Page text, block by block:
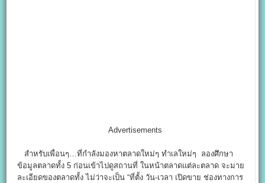
Advertisements
สำหรับเพื่อนๆ…ที่กำลังมองหาตลาดใหม่ๆ ทำเลใหม่ๆ ลองศึกษา
ข้อมูลตลาดทั้ง 5 ก่อนเข้าไปดูสถานที่ ในหน้าตลาดแต่ละตลาด จะมาย
ละเอียดของตลาดทั้ง ไม่ว่าจะเป็น “ที่ตั้ง วัน-เวลา เปิดขาย ช่องทางการ